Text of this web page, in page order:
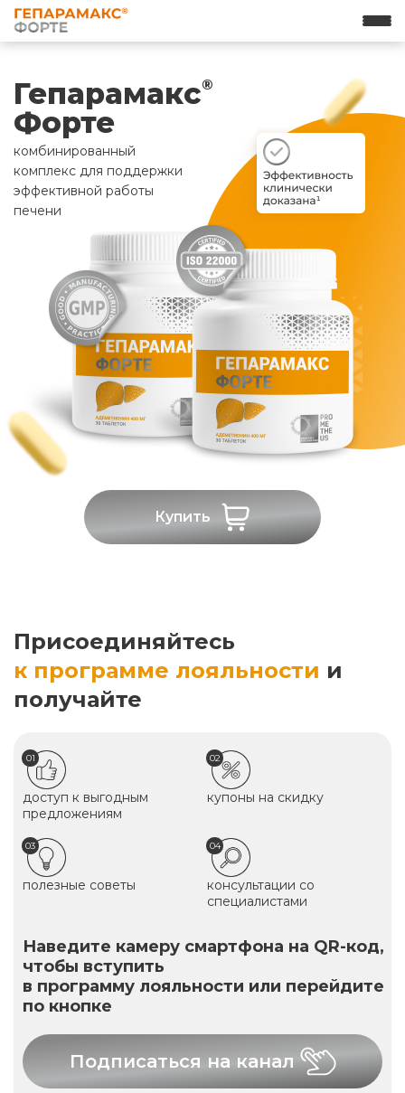
Гепарамакс®
Форте
комбинированный
комплекс для поддержки
эффективной работы
печени
Купить
Присоединяйтесь
к программе лояльности и
получайте
01
доступ к выгодным
предложениям
02
купоны на скидку
03
полезные советы
04
консультации со
специалистами
Наведите камеру смартфона на QR-код,
чтобы вступить
в программу лояльности или перейдите
по кнопке
Подписаться на канал